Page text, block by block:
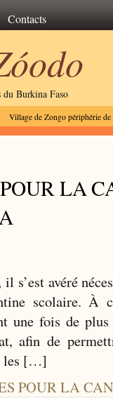
Contacts
Burkina Faso
Village de Zongo périphérie de
LA
s’est avéré
scolaire. À
une fois de
afin de
les […]
POUR LA